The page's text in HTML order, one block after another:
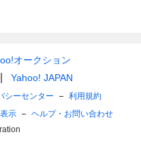
オークション
Yahoo! JAPAN
シーセンター
利用規約
示
ヘルプ・お問い合わせ